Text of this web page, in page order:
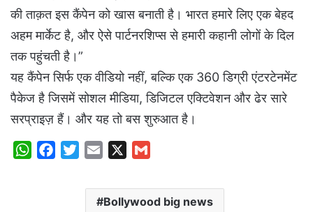
की ताक़त इस कैंपेन को खास बनाती है। भारत हमारे लिए एक बेहद
अहम मार्केट है, और ऐसे पार्टनरशिप्स से हमारी कहानी लोगों के दिल
तक पहुंचती है।”
यह कैंपेन सिर्फ एक वीडियो नहीं, बल्कि एक 360 डिग्री एंटरटेनमेंट
पैकेज है जिसमें सोशल मीडिया, डिजिटल एक्टिवेशन और ढेर सारे
सरप्राइज़ हैं। और यह तो बस शुरुआत है।
W
a
i
a
i
Bollywood big news